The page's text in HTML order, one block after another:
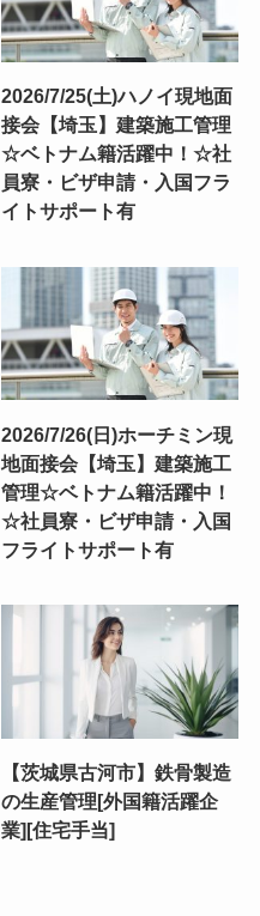
2026/7/25(土)ハノイ現地面
接会【埼玉】建築施工管理
☆ベトナム籍活躍中！☆社
員寮・ビザ申請・入国フラ
イトサポート有
2026/7/26(日)ホーチミン現
地面接会【埼玉】建築施工
管理☆ベトナム籍活躍中！
☆社員寮・ビザ申請・入国
フライトサポート有
【茨城県古河市】鉄骨製造
の生産管理[外国籍活躍企
業][住宅手当]